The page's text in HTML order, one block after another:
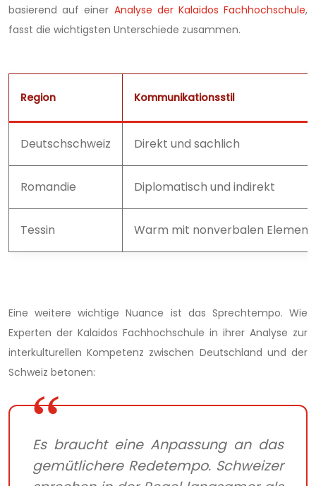
basierend auf einer Analyse der Kalaidos Fachhochschule,
fasst die wichtigsten Unterschiede zusammen.
Region Kommunikationsstil
Deutschschweiz Direkt und sachlich
Romandie Diplomatisch und indirekt
Tessin Warm mit nonverbalen
Eine weitere wichtige Nuance ist das Sprechtempo. Wie
Experten der Kalaidos Fachhochschule in ihrer Analyse zur
interkulturellen Kompetenz zwischen Deutschland und der
Schweiz betonen:
Es braucht eine Anpassung an das
gemütlichere Redetempo. Schweizer